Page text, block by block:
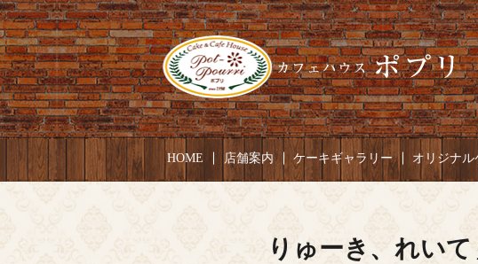
HOME 店舗案内 ケーキギャラリー オリジナル
りゅーき、れい